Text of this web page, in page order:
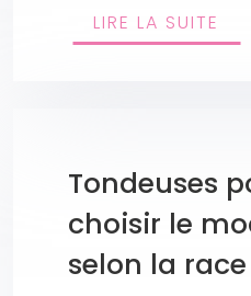
LIRE LA SUITE
Tondeuses
choisir le
selon la race